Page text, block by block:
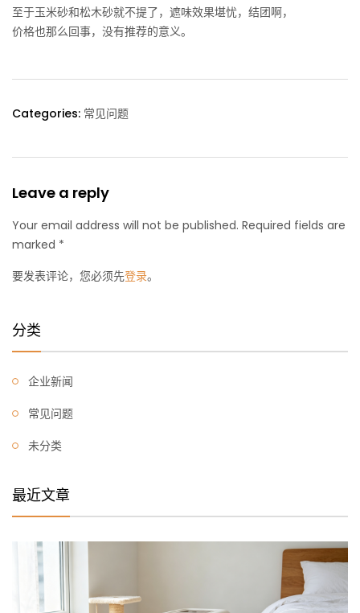
至于玉米砂和松木砂就不提了，遮味效果堪忧，结团啊，
价格也那么回事，没有推荐的意义。
Categories: 常见问题
Leave a reply
Your email address will not be published. Required fields are
marked *
要发表评论，您必须先登录。
分类
企业新闻
常见问题
未分类
最近文章